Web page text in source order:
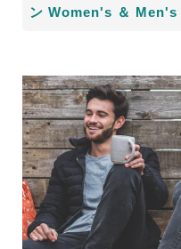
ン Women's ＆ Men's